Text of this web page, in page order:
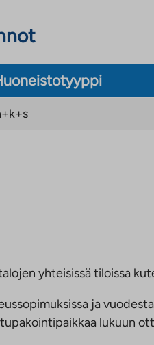
yhteisissä tiloissa
ja
lukuun